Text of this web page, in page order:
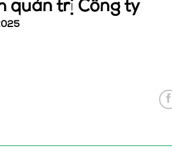
quản trị Công ty